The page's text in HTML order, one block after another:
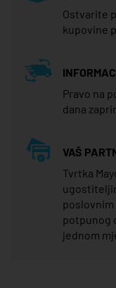
Ostvarite
kupovine
Pravo na
dana
VAŠ
Tvrtka
potpunog
jednom